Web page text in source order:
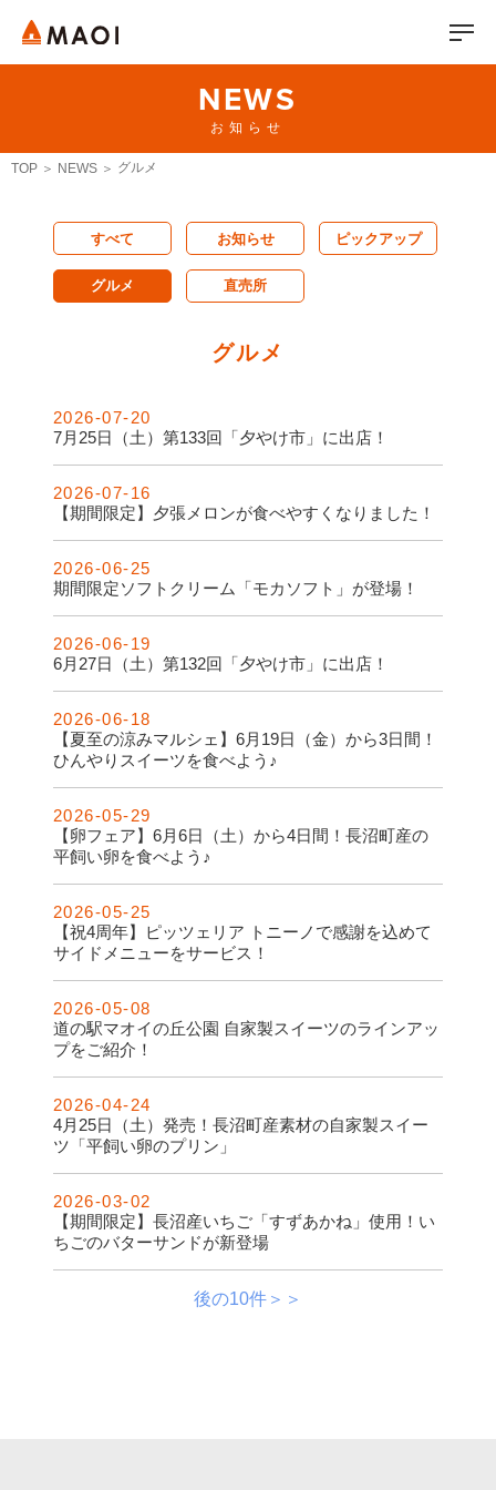
NEWS
お知らせ
TOP NEWS グルメ
すべて お知らせ ピックアップ
グルメ 直売所
グルメ
2026-07-20
7月25日（土）第133回「夕やけ市」に出店！
2026-07-16
【期間限定】夕張メロンが食べやすくなりました！
2026-06-25
期間限定ソフトクリーム「モカソフト」が登場！
2026-06-19
6月27日（土）第132回「夕やけ市」に出店！
2026-06-18
【夏至の涼みマルシェ】6月19日（金）から3日間！
ひんやりスイーツを食べよう♪
2026-05-29
【卵フェア】6月6日（土）から4日間！長沼町産の
平飼い卵を食べよう♪
2026-05-25
【祝4周年】ピッツェリア トニーノで感謝を込めて
サイドメニューをサービス！
2026-05-08
道の駅マオイの丘公園 自家製スイーツのラインアッ
プをご紹介！
2026-04-24
4月25日（土）発売！長沼町産素材の自家製スイー
ツ「平飼い卵のプリン」
2026-03-02
【期間限定】長沼産いちご「すずあかね」使用！い
ちごのバターサンドが新登場
後の10件＞＞